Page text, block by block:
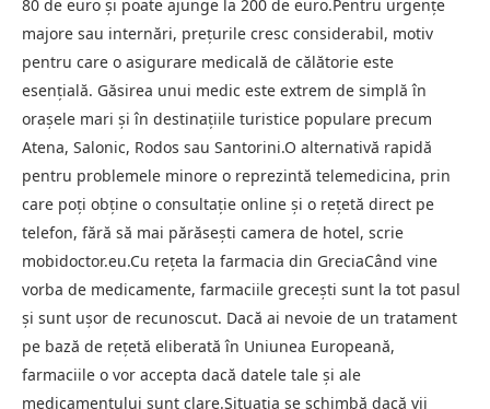
80 de euro și poate ajunge la 200 de euro.Pentru urgențe
majore sau internări, prețurile cresc considerabil, motiv
pentru care o asigurare medicală de călătorie este
esențială. Găsirea unui medic este extrem de simplă în
orașele mari și în destinațiile turistice populare precum
Atena, Salonic, Rodos sau Santorini.O alternativă rapidă
pentru problemele minore o reprezintă telemedicina, prin
care poți obține o consultație online și o rețetă direct pe
telefon, fără să mai părăsești camera de hotel, scrie
mobidoctor.eu.Cu rețeta la farmacia din GreciaCând vine
vorba de medicamente, farmaciile grecești sunt la tot pasul
și sunt ușor de recunoscut. Dacă ai nevoie de un tratament
pe bază de rețetă eliberată în Uniunea Europeană,
farmaciile o vor accepta dacă datele tale și ale
medicamentului sunt clare.Situația se schimbă dacă vii